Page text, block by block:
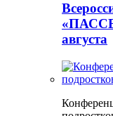
августа